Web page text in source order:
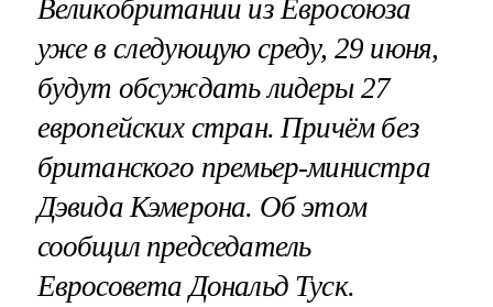
Великобритании из Евросоюза
уже в следующую среду, 29 июня,
будут обсуждать лидеры 27
европейских стран. Причём без
британского премьер-министра
Дэвида Кэмерона. Об этом
сообщил председатель
Евросовета Дональд Туск.